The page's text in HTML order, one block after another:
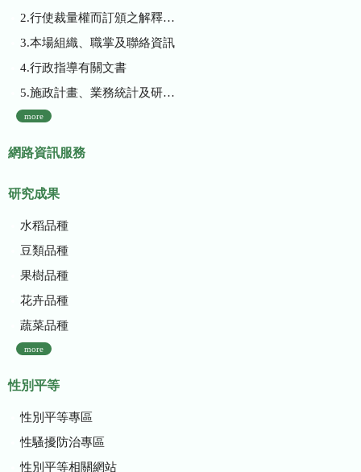
2.行使裁量權而訂頒之解釋性規定及裁量基準
3.本場組織、職掌及聯絡資訊
4.行政指導有關文書
5.施政計畫、業務統計及研究報告
more
網路資訊服務
研究成果
水稻品種
豆類品種
果樹品種
花卉品種
蔬菜品種
more
性別平等
性別平等專區
性騷擾防治專區
性別平等相關網站